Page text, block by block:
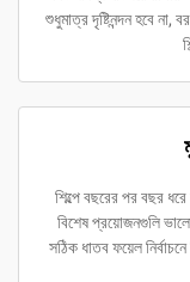
শুধুমাত্র দৃষ্টিনন্দন হবে
শিল্পে বছরের পর বছর
বিশেষ প্রয়োজনগুলি
সঠিক ধাতব ফয়েল